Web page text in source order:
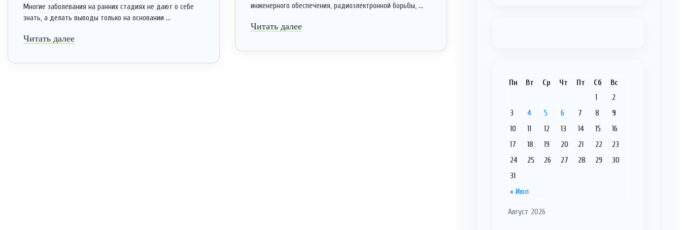
Многие заболевания на ранних стадиях не дают о себе
знать, а делать выводы только на основании ...
Читать далее
инженерного обеспечения, радиоэлектронной борьбы, ...
Читать далее
Август 2026
Пн Вт Ср Чт Пт Сб Вс
« Июл
1
2
3
4 5 6 7 8
9
10
11 12 13 14 15
16
17
18 19 20 21 22
23
24
25 26 27 28 29
30
31